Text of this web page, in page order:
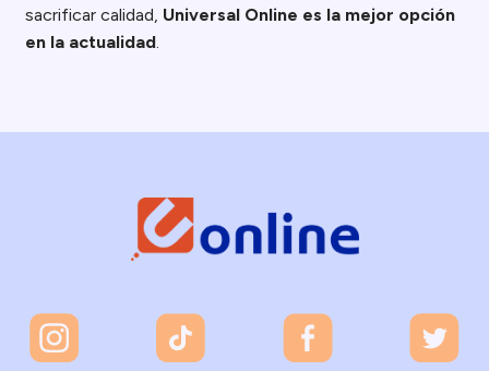
sacrificar calidad, Universal Online es la mejor opción
en la actualidad.